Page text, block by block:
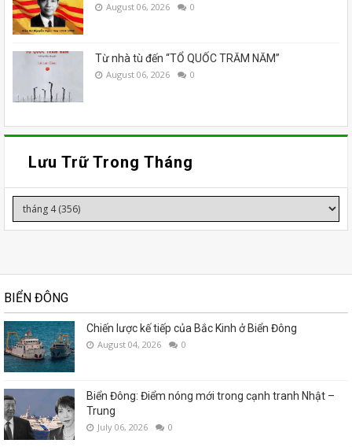
August 06, 2026 0
Từ nhà tù đến “TỔ QUỐC TRĂM NĂM”
August 06, 2026 0
Lưu Trữ Trong Tháng
BIỂN ĐÔNG
Chiến lược kế tiếp của Bắc Kinh ở Biển Đông
August 04, 2026 0
Biển Đông: Điểm nóng mới trong cạnh tranh Nhật –
Trung
July 06, 2026 0